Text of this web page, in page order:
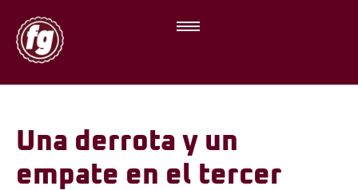
Una derrota y un
empate en el tercer